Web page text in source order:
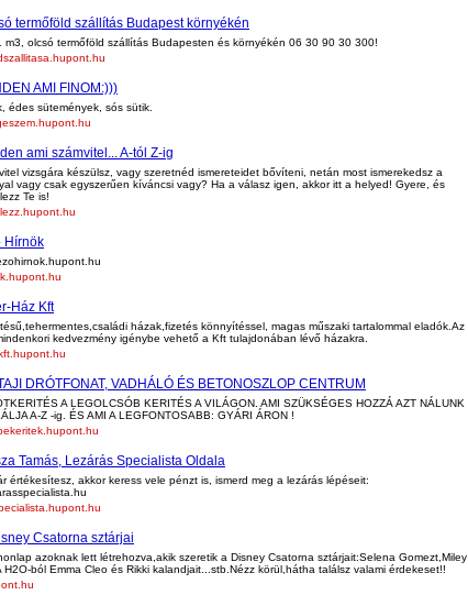
termőföld szállítás Budapest környékén
m3, olcsó termőföld szállítás Budapesten és környékén 06 30 90 30 300!
AMI FINOM:)))
édes sütemények, sós sütik.
ami számvitel... A-tól Z-ig
vizsgára készülsz, vagy szeretnéd ismereteidet bővíteni, netán most ismerekedsz a
vagy csak egyszerűen kíváncsi vagy? Ha a válasz igen, akkor itt a helyed! Gyere, és
Te is!
Hírnök
Ház Kft
házak,fizetés könnyítéssel, magas műszaki tartalommal eladók.Az
kedvezmény igénybe vehető a Kft tulajdonában lévő házakra.
DRÓTFONAT, VADHÁLÓ ÉS BETONOSZLOP CENTRUM
A LEGOLCSÓB KERITÉS A VILÁGON. AMI SZÜKSÉGES HOZZÁ AZT NÁLUNK
A-Z -ig. ÉS AMI A LEGFONTOSABB: GYÁRI ÁRON !
Tamás, Lezárás Specialista Oldala
értékesítesz, akkor keress vele pénzt is, ismerd meg a lezárás lépéseit:
Csatorna sztárjai
azoknak lett létrehozva,akik szeretik a Disney Csatorna sztárjait:Selena Gomezt,Miley
H2O-ból Emma Cleo és Rikki kalandjait...stb.Nézz körül,hátha találsz valami érdekeset!!